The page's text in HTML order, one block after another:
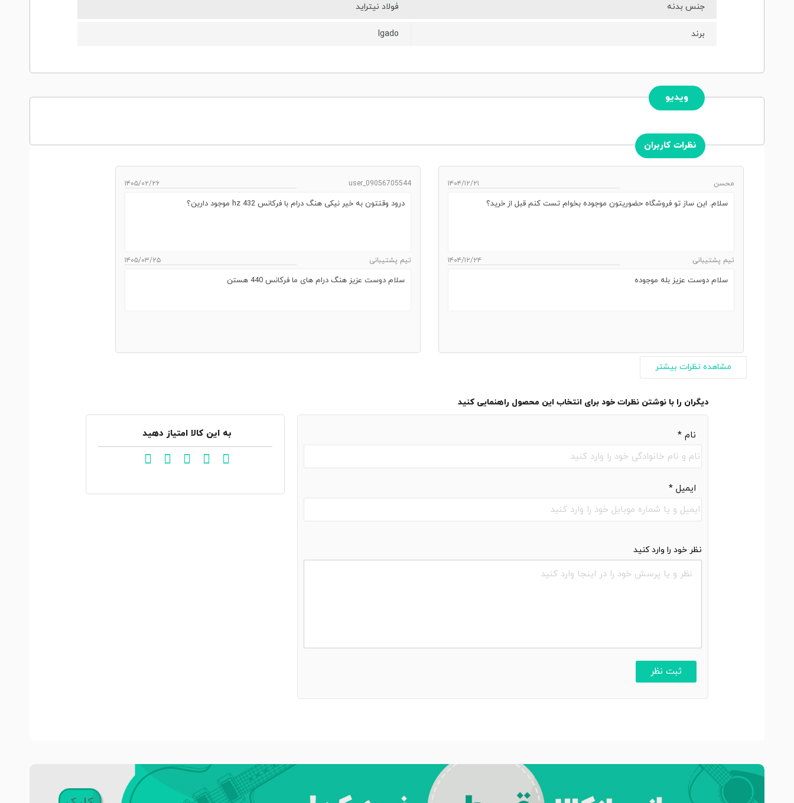
جنس بدنه فولاد نیتراید
برند lgado
ویدیو
نظرات کاربران
محسن ۱۴۰۴/۱۲/۲۱
سلام. این ساز تو فروشگاه حضوریتون موجوده بخوام تست کنم قبل از خرید؟
تیم پشتیبانی ۱۴۰۴/۱۲/۲۴
سلام دوست عزیز بله موجوده
user_09056705544 ۱۴۰۵/۰۲/۲۶
درود وقتتون به خیر نیکی هنگ درام با فرکانس 432 hz موجود دارین؟
تیم پشتیبانی ۱۴۰۵/۰۳/۲۵
سلام دوست عزیز هنگ درام های ما فرکانس 440 هستن
مشاهده نظرات بیشتر
دیگران را با نوشتن نظرات خود برای انتخاب این محصول راهنمایی کنید
نام*
ایمیل*
به این کالا امتیاز دهید